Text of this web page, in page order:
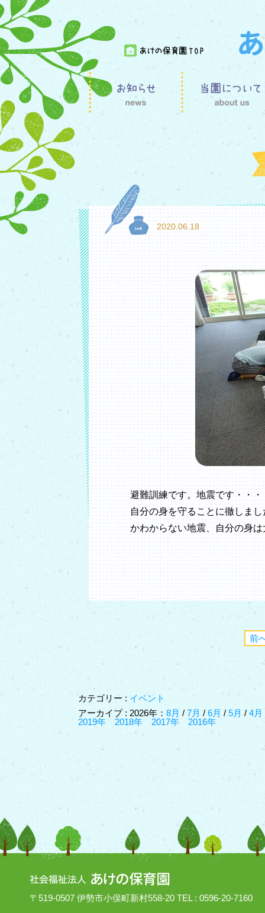
2020.06.18
避難訓練です。地震です・・
自分の身を守ることに徹しま
かわからない地震、自分の身
前
カテゴリー : イベント
アーカイプ : 2026年：8月/ 7月/ 6月/ 5月/ 4月
2019年
2018年 2017年 2016年
〒519-0507 伊勢市小俣町新村558-20 TEL : 0596-20-7160